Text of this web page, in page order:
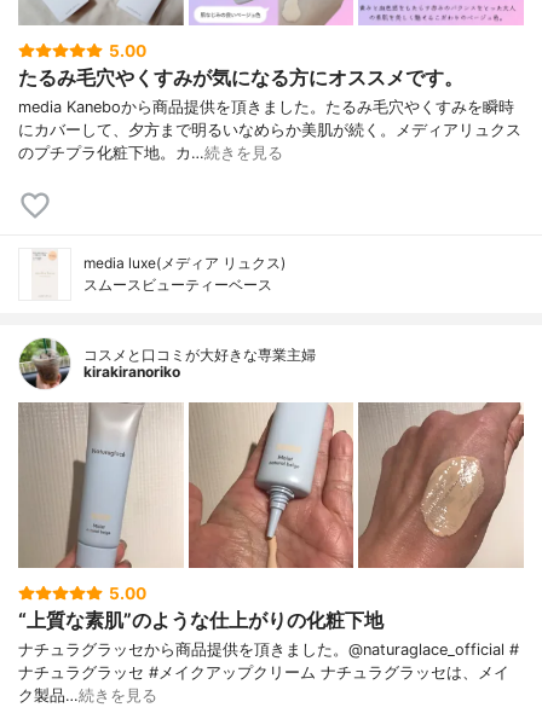
5.00
たるみ毛穴やくすみが気になる方にオススメです。
media Kaneboから商品提供を頂きました。たるみ毛穴やくすみを瞬時
にカバーして、夕方まで明るいなめらか美肌が続く。メディアリュクス
のプチプラ化粧下地。カ…続きを見る
media luxe(メディア リュクス)
スムースビューティーベース
コスメと口コミが大好きな専業主婦
kirakiranoriko
5.00
“上質な素肌”のような仕上がりの化粧下地
ナチュラグラッセから商品提供を頂きました。@naturaglace_official #
ナチュラグラッセ #メイクアップクリーム ナチュラグラッセは、メイ
ク製品…続きを見る